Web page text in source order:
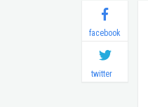
facebook
twitter